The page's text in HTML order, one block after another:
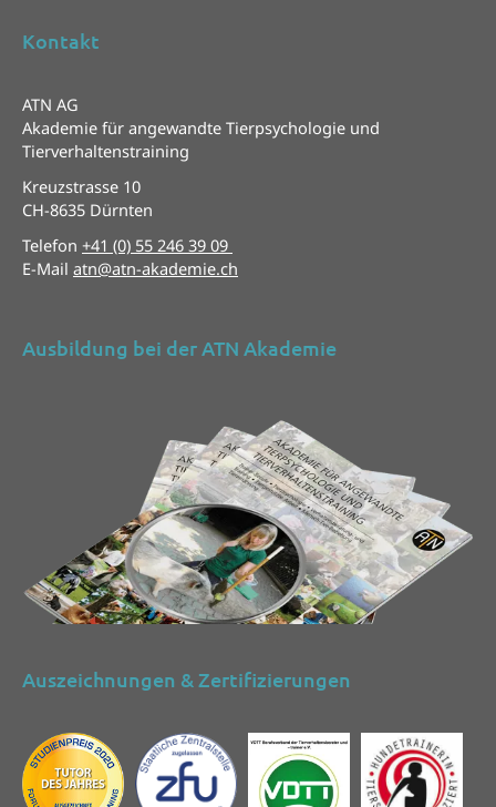
Kontakt
ATN AG
Akademie für angewandte Tierpsychologie und
Tierverhaltenstraining
Kreuzstrasse 10
CH-8635 Dürnten
Telefon +41 (0) 55 246 39 09
E-Mail atn@atn-akademie.ch
Ausbildung bei der ATN Akademie
Auszeichnungen & Zertifizierungen